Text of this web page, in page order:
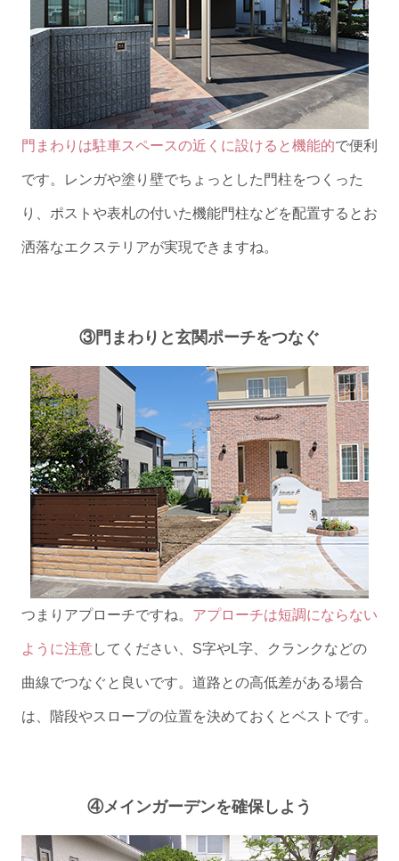
門まわりは駐車スペースの近くに設けると機能的で便利
です。レンガや塗り壁でちょっとした門柱をつくった
り、ポストや表札の付いた機能門柱などを配置するとお
洒落なエクステリアが実現できますね。
③門まわりと玄関ポーチをつなぐ
つまりアプローチですね。 アプローチは短調にならない
ように注意してください、S字やL字、クランクなどの
曲線でつなぐと良いです。道路との高低差がある場合
は、階段やスロープの位置を決めておくとベストです。
④メインガーデンを確保しよう